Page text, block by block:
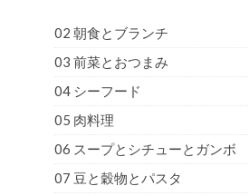
02 朝食とブランチ
03 前菜とおつまみ
04 シーフード
05 肉料理
06 スープとシチューとガンボ
07 豆と穀物とパスタ